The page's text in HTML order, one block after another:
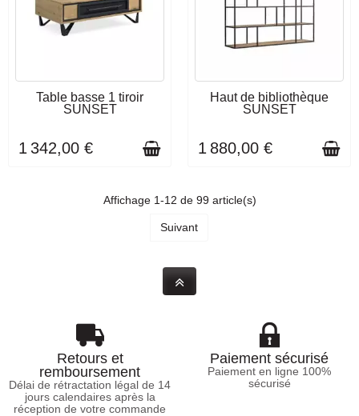
DÉLAI DE LIVRAISON : 3 À 4
SEMAINES
Table basse 1 tiroir
SUNSET
1 342,00 €
DÉLAI DE LIVRAISON : 3 À 4
SEMAINES
Haut de bibliothèque
SUNSET
1 880,00 €
Affichage 1-12 de 99 article(s)
Suivant
Retours et
remboursement
Délai de rétractation légal de 14
jours calendaires après la
réception de votre commande
Paiement sécurisé
Paiement en ligne 100%
sécurisé